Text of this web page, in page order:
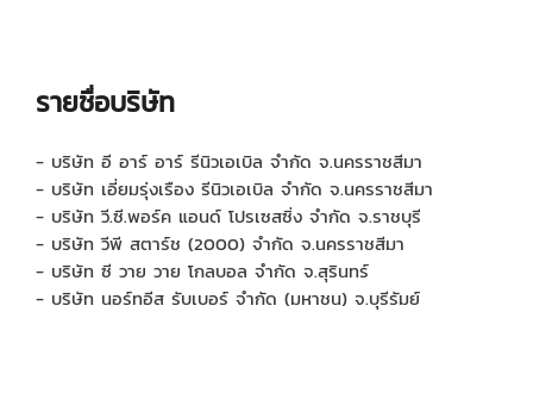
รายชื่อบริษัท
- บริษัท อี อาร์ อาร์ รีนิวเอเบิล จำกัด จ.นครราชสีมา
- บริษัท เอี่ยมรุ่งเรือง รีนิวเอเบิล จำกัด จ.นครราชสีมา
- บริษัท วี.ซี.พอร์ค แอนด์ โปรเซสซิ่ง จำกัด จ.ราชบุรี
- บริษัท วีพี สตาร์ช (2000) จำกัด จ.นครราชสีมา
- บริษัท ซี วาย วาย โกลบอล จำกัด จ.สุรินทร์
- บริษัท นอร์ทอีส รับเบอร์ จำกัด (มหาชน) จ.บุรีรัมย์